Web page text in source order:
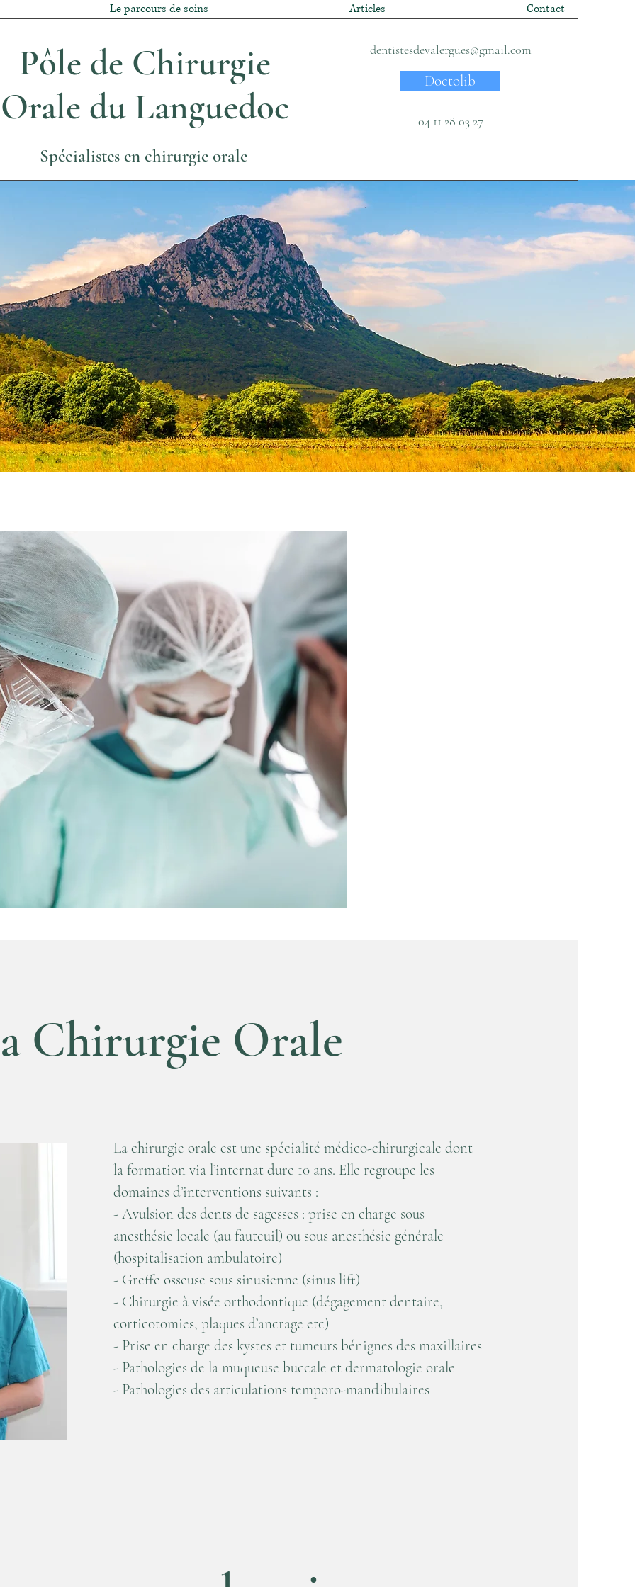
Le parcours de soins Articles Contact
Pôle de Chirurgie
Orale du Languedoc
Spécialistes en chirurgie orale
dentistesdevalergues@gmail.com
Doctolib
04 11 28 03 27
Pôle de Chirurgie Orale
du Languedoc
Situé à Valergues, petite commune
située à proximité de Montpellier, le
pôle de chirurgie orale du Languedoc
vous souhaite la bienvenue.
Chirurgie Orale
La chirurgie orale est une spécialité médico-chirurgicale dont
la formation via l’internat dure 10 ans. Elle regroupe les
domaines d’interventions suivants :
- Avulsion des dents de sagesses : prise en charge sous
anesthésie locale (au fauteuil) ou sous anesthésie générale
(hospitalisation ambulatoire)
- Greffe osseuse sous sinusienne (sinus lift)
- Chirurgie à visée orthodontique (dégagement dentaire,
corticotomies, plaques d’ancrage etc)
- Prise en charge des kystes et tumeurs bénignes des maxillaires
- Pathologies de la muqueuse buccale et dermatologie orale
- Pathologies des articulations temporo-mandibulaires